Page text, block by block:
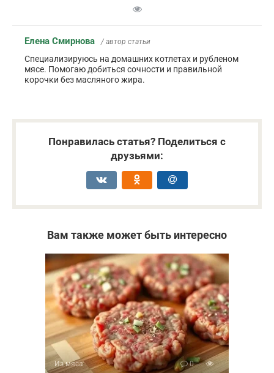
Елена Смирнова / автор статьи
Специализируюсь на домашних котлетах и рубленом
мясе. Помогаю добиться сочности и правильной
корочки без масляного жира.
Понравилась статья? Поделиться с
друзьями:
Вам также может быть интересно
Из мяса 0